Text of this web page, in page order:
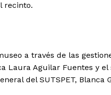
recinto.
a través de las
Laura Aguilar Fuentes y
del SUTSPET, Blanca